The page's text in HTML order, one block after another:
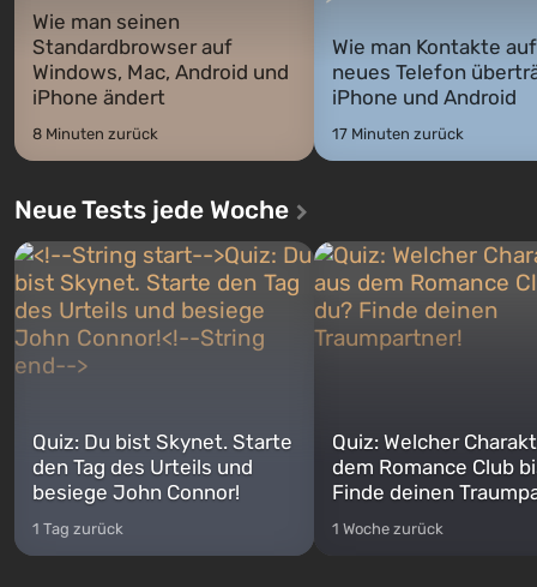
Wie man seinen
Standardbrowser auf
Windows, Mac, Android und
iPhone ändert
8 Minuten zurück
Wie man Kontakte
neues Telefon
iPhone und Android
17 Minuten zurück
Neue Tests jede Woche
Quiz: Du bist Skynet. Starte
den Tag des Urteils und
besiege John Connor!
1 Tag zurück
Quiz: Welcher
dem Romance Club
Finde deinen
1 Woche zurück